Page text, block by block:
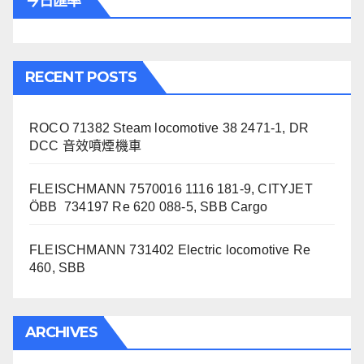
RECENT POSTS
ROCO 71382 Steam locomotive 38 2471-1, DR
DCC 音效噴煙機車
FLEISCHMANN 7570016 1116 181-9, CITYJET
ÖBB 734197 Re 620 088-5, SBB Cargo
FLEISCHMANN 731402 Electric locomotive Re
460, SBB
ARCHIVES